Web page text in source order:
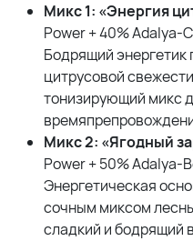
Микс 1: «Энергия
Power + 40% Adalya-
Бодрящий
цитрусовой
тонизирующий микс
Микс 2: «Ягодный
Power + 50% Adalya-
Энергетическая
сочным миксом
сладкий и бодрящий